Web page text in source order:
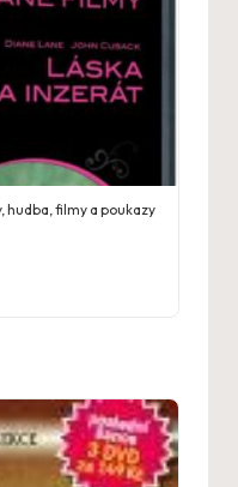
hudba, filmy a poukazy